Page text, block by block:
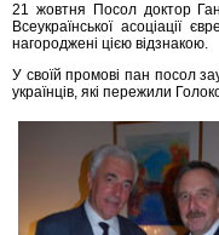
21 жовтня Посол доктор
Всеукраїнської асоціації
нагороджені цією відзнакою.
У своїй промові пан посол
українців, які пережили